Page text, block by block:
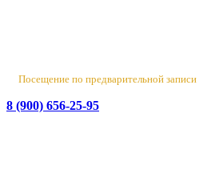
Посещение по предварительной записи
8 (900) 656-25-95